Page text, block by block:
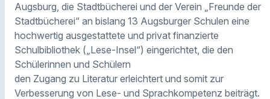
Augsburg, die Stadtbücherei und der Verein „Freunde der
Stadtbücherei“ an bislang 13 Augsburger Schulen eine
hochwertig ausgestattete und privat finanzierte
Schulbibliothek („Lese-Insel“) eingerichtet, die den
Schülerinnen und Schülern
den Zugang zu Literatur erleichtert und somit zur
Verbesserung von Lese- und Sprachkompetenz beiträgt.